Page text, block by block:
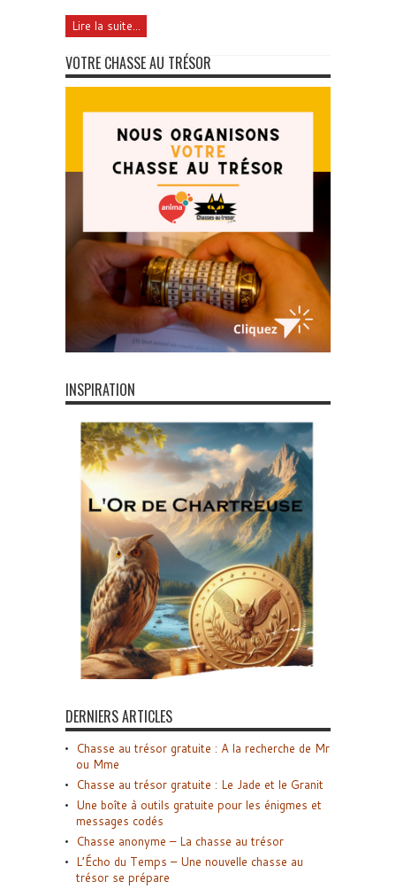
Lire la suite...
VOTRE CHASSE AU TRÉSOR
INSPIRATION
DERNIERS ARTICLES
Chasse au trésor gratuite : A la recherche de Mr
ou Mme
Chasse au trésor gratuite : Le Jade et le Granit
Une boîte à outils gratuite pour les énigmes et
messages codés
Chasse anonyme – La chasse au trésor
L’Écho du Temps – Une nouvelle chasse au
trésor se prépare